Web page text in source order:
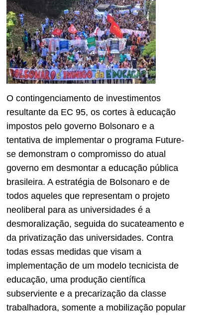
O contingenciamento de investimentos
resultante da EC 95, os cortes à educação
impostos pelo governo Bolsonaro e a
tentativa de implementar o programa Future-
se demonstram o compromisso do atual
governo em desmontar a educação pública
brasileira. A estratégia de Bolsonaro e de
todos aqueles que representam o projeto
neoliberal para as universidades é a
desmoralização, seguida do sucateamento e
da privatização das universidades. Contra
todas essas medidas que visam a
implementação de um modelo tecnicista de
educação, uma produção científica
subserviente e a precarização da classe
trabalhadora, somente a mobilização popular